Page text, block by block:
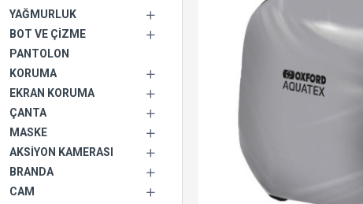
YAĞMURLUK
BOT VE ÇIZME
PANTOLON
KORUMA
EKRAN KORUMA
ÇANTA
MASKE
AKSIYON KAMERASI
BRANDA
CAM